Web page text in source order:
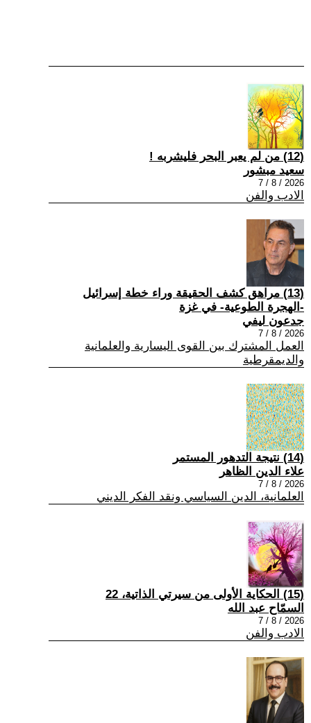
(12) من لم يعبر البحر فليشربه !
سعيد مبشور
2026 / 8 / 7
الادب والفن
(13) مراهق كشف الحقيقة وراء خطة إسرائيل
-الهجرة الطوعية- في غزة
جدعون ليفي
2026 / 8 / 7
العمل المشترك بين القوى اليسارية والعلمانية
والديمقرطية
(14) نتيجة التدهور المستمر
علاء الدين الظاهر
2026 / 8 / 7
العلمانية، الدين السياسي ونقد الفكر الديني
(15) الحكاية الأولى من سيرتي الذاتية، 22
السمّاح عبد الله
2026 / 8 / 7
الادب والفن